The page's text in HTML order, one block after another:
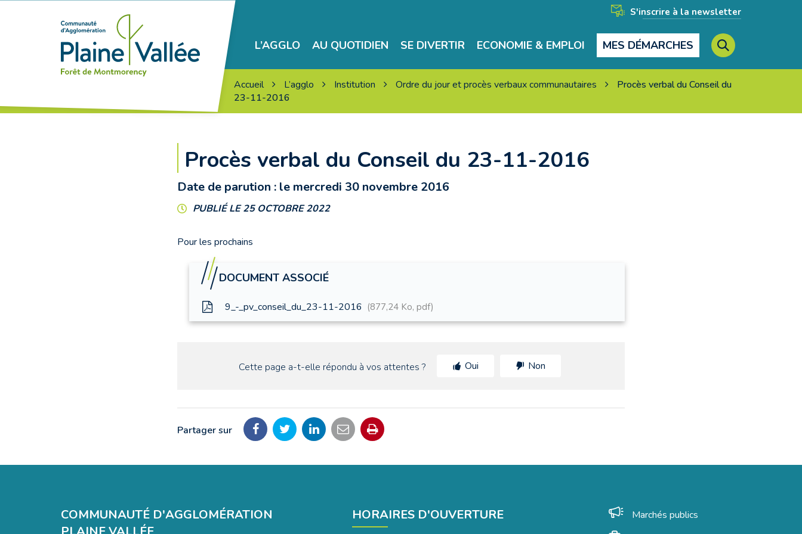
S'inscrire à la newsletter
Agglomération
Plaine
Vallée
L’AGGLO AU QUOTIDIEN SE DIVERTIR ECONOMIE & EMPLOI MES DÉMARCHES RECHERCHE
FERMER
Accueil L’agglo Institution Ordre du jour et procès verbaux communautaires
Procès verbal du Conseil du
23-11-2016
Procès verbal du Conseil du 23-11-2016
Date de parution : le mercredi 30 novembre 2016
PUBLIÉ LE 25 OCTOBRE 2022
Pour les prochains
DOCUMENT ASSOCIÉ
9_-_pv_conseil_du_23-11-2016 877,24 Ko, pdf
Cette page a-t-elle répondu à vos attentes ? Oui Non
Partager sur
Partager
Facebook
Partager
Twitter
Partager
LinkedIn
Partager
email
Imprimer
page
COMMUNAUTÉ D'AGGLOMÉRATION
HORAIRES D'OUVERTURE
Marchés publics